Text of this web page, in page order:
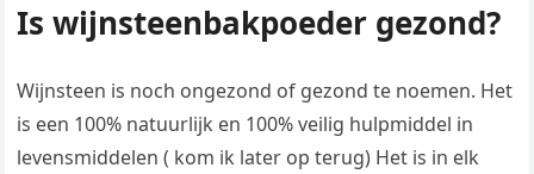
Is wijnsteenbakpoeder gezond?
Wijnsteen is noch ongezond of gezond te noemen. Het
is een 100% natuurlijk en 100% veilig hulpmiddel in
levensmiddelen ( kom ik later op terug) Het is in elk